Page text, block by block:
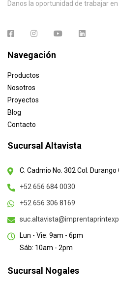
Danos la oportunidad de trabajar en
Navegación
Productos
Nosotros
Proyectos
Blog
Contacto
Sucursal Altavista
C. Cadmio No. 302 Col.
+52 656 684 0030
+52 656 306 8169
Lun - Vie: 9am - 6pm
Sáb: 10am - 2pm
Sucursal Nogales